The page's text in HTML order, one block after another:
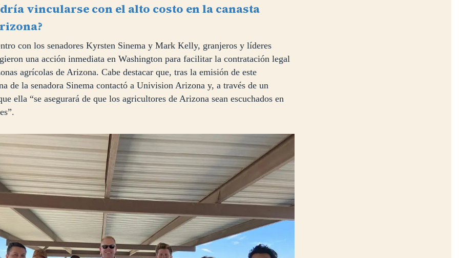
vincularse con el alto costo en la canasta
con los senadores Kyrsten Sinema y Mark Kelly, granjeros y líderes
una acción inmediata en Washington para facilitar la contratación legal
agrícolas de Arizona. Cabe destacar que, tras la emisión de este
de la senadora Sinema contactó a Univision Arizona y, a través de un
ella “se asegurará de que los agricultores de Arizona sean escuchados en